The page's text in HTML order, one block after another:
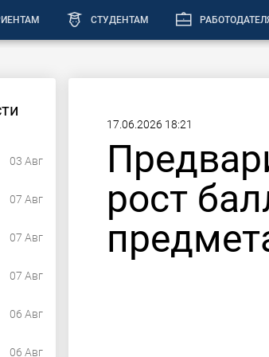
СТУДЕНТАМ
03 Авг
07 Авг
07 Авг
07 Авг
06 Авг
06 Авг
17.06.2026 18:21
рост